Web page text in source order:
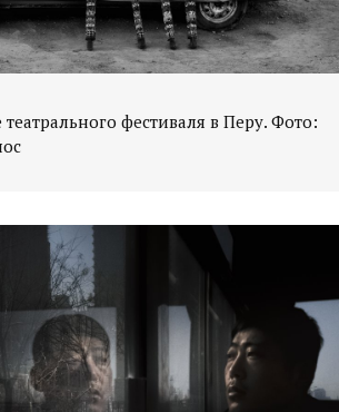
фестиваля в Перу. Фото: